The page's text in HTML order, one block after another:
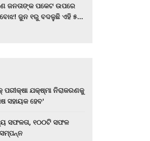
ଜନତାଙ୍କ ପକେଟ ଉପରେ
ଜୁନ ୧ରୁ ବଦଳୁଛି ଏହି ୫
ଯକ୍ଷ୍ମା ନିରାକରଣକୁ
ସହାୟକ ହେବ'
ସଫଳତା, ୧୦୦ଟି ସଫଳ